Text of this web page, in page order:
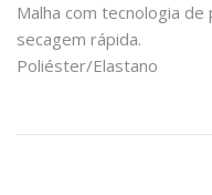
Malha com tecnologia
secagem rápida.
Poliéster/Elastano